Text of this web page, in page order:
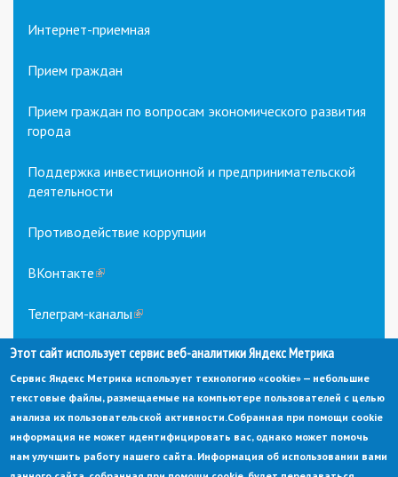
Интернет-приемная
Прием граждан
Прием граждан по вопросам экономического развития
города
Поддержка инвестиционной и предпринимательской
деятельности
Противодействие коррупции
ВКонтакте(link
external)
Телеграм-каналы(link
external)
Этот сайт использует сервис веб-аналитики Яндекс Метрика
Сервис Яндекс Метрика использует технологию «cookie» — небольшие
текстовые файлы, размещаемые на компьютере пользователей с целью
анализа их пользовательской активности.Собранная при помощи cookie
информация не может идентифицировать вас, однако может помочь
нам улучшить работу нашего сайта. Информация об использовании вами